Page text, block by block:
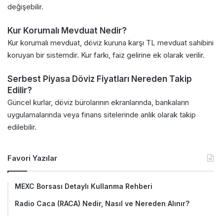
değişebilir.
Kur Korumalı Mevduat Nedir?
Kur korumalı mevduat, döviz kuruna karşı TL mevduat sahibini
koruyan bir sistemdir. Kur farkı, faiz gelirine ek olarak verilir.
Serbest Piyasa Döviz Fiyatları Nereden Takip
Edilir?
Güncel kurlar, döviz bürolarının ekranlarında, bankaların
uygulamalarında veya finans sitelerinde anlık olarak takip
edilebilir.
Favori Yazılar
MEXC Borsası Detaylı Kullanma Rehberi
Radio Caca (RACA) Nedir, Nasıl ve Nereden Alınır?